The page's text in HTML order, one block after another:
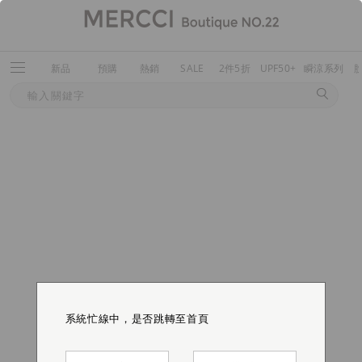
新品 預購 熱銷 SALE 2件5折 UPF50+ 瞬涼系列
系統忙線中，是否跳轉至首頁
系統忙線中，是否跳轉至首頁
系統忙線中，是否跳轉至首頁
系統忙線中，是否跳轉至首頁
系統忙線中，是否跳轉至首頁